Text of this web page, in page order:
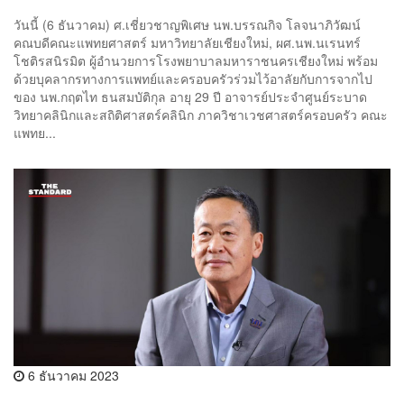
วันนี้ (6 ธันวาคม) ศ.เชี่ยวชาญพิเศษ นพ.บรรณกิจ โลจนาภิวัฒน์
คณบดีคณะแพทยศาสตร์ มหาวิทยาลัยเชียงใหม่, ผศ.นพ.นเรนทร์
โชติรสนิรมิต ผู้อำนวยการโรงพยาบาลมหาราชนครเชียงใหม่ พร้อม
ด้วยบุคลากรทางการแพทย์และครอบครัวร่วมไว้อาลัยกับการจากไป
ของ นพ.กฤตไท ธนสมบัติกุล อายุ 29 ปี อาจารย์ประจำศูนย์ระบาด
วิทยาคลินิกและสถิติศาสตร์คลินิก ภาควิชาเวชศาสตร์ครอบครัว คณะ
แพทย...
6 ธันวาคม 2023